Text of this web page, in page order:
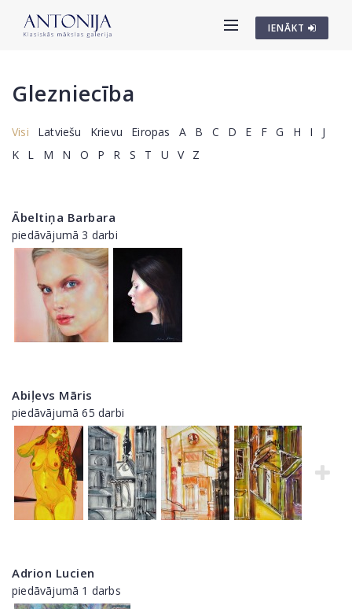
IENĀKT
Glezniecība
Visi Latviešu Krievu Eiropas A B C D E F G H I
J
K
L M N O P R S T U V Z
Ābeltiņa Barbara
piedāvājumā 3 darbi
Abiļevs Māris
piedāvājumā 65 darbi
Adrion Lucien
piedāvājumā 1 darbs